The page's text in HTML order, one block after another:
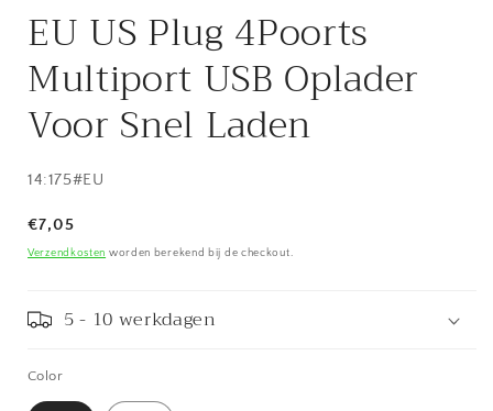
EU US Plug 4Poorts
Multiport USB Oplader
Voor Snel Laden
SKU:
14:175#EU
Normale
prijs
€7,05
Verzendkosten worden berekend bij de checkout.
5 - 10 werkdagen
Color